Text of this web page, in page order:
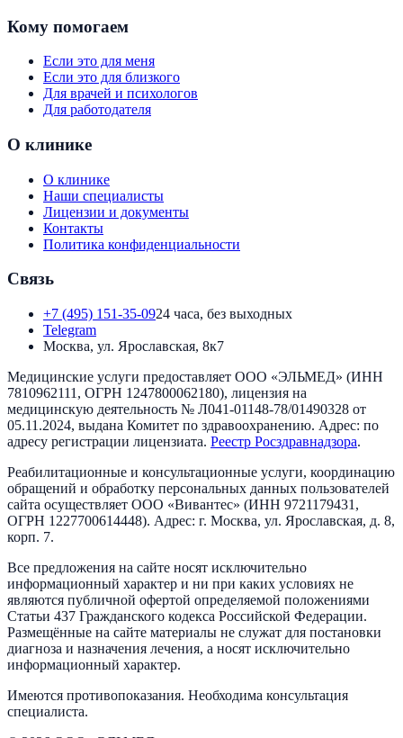
Кому помогаем
Если это для меня
Если это для близкого
Для врачей и психологов
Для работодателя
О клинике
О клинике
Наши специалисты
Лицензии и документы
Контакты
Политика конфиденциальности
Связь
+7 (495) 151-35-0924 часа, без выходных
Telegram
Москва, ул. Ярославская, 8к7
Медицинские услуги предоставляет ООО «ЭЛЬМЕД» (ИНН
7810962111 , ОГРН 1247800062180), лицензия на
медицинскую деятельность № Л041-01148-78/01490328 от
05.11.2024, выдана Комитет по здравоохранению. Адрес: по
адресу регистрации лицензиата. Реестр Росздравнадзора.
Реабилитационные и консультационные услуги, координацию
обращений и обработку персональных данных пользователей
сайта осуществляет ООО «Вивантес» (ИНН 9721179431 ,
ОГРН 1227700614448). Адрес: г. Москва, ул. Ярославская, д. 8,
корп. 7.
Все предложения на сайте носят исключительно
информационный характер и ни при каких условиях не
являются публичной офертой определяемой положениями
Статьи 437 Гражданского кодекса Российской Федерации.
Размещённые на сайте материалы не служат для постановки
диагноза и назначения лечения, а носят исключительно
информационный характер.
Имеются противопоказания. Необходима консультация
специалиста.